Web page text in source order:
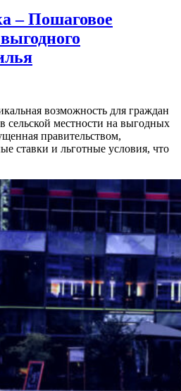
– Пошаговое
возможность для граждан
сельской местности на выгодных
правительством,
ставки и льготные условия, что